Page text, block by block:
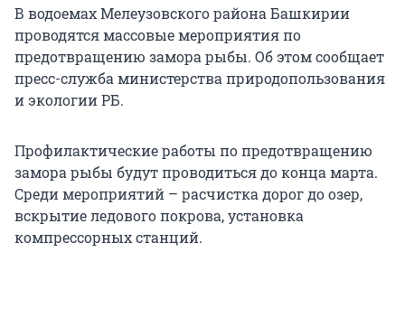
В водоемах Мелеузовского района Башкирии
проводятся массовые мероприятия по
предотвращению замора рыбы. Об этом сообщает
пресс-служба министерства природопользования
и экологии РБ.
Профилактические работы по предотвращению
замора рыбы будут проводиться до конца марта.
Среди мероприятий – расчистка дорог до озер,
вскрытие ледового покрова, установка
компрессорных станций.